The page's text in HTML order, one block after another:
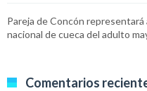
Pareja de Concón
nacional de cueca del adulto
Comentarios